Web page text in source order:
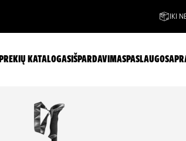
IKI
PREKIŲ KATALOGASIŠPARDAVIMASPASLAUGOS